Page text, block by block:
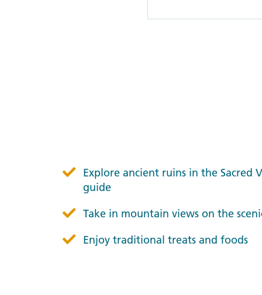
Explore ancient ruins in the Sacred
guide
Take in mountain views on the
Enjoy traditional treats and foods